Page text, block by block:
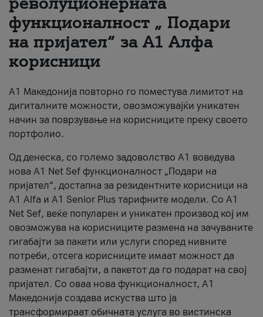
За нас
#ПодобарОнлајн
функционалност „ Подари
на пријател“ за А1 Алфа
корисници
А1 Македонија повторно го поместува лимитот на
дигиталните можности, овозможувајќи уникатен
начин за поврзување на корисниците преку своето
портфолио.
Од денеска, со големо задоволство А1 воведува
нова A1 Net Sef функционалност „Подари на
пријател“, достапна за резидентните корисници на
А1 Alfa и A1 Senior Plus тарифните модели. Со A1
Net Sef, веќе популарен и уникатен производ кој им
овозможува на корисниците размена на зачуваните
гигабајти за пакети или услуги според нивните
потреби, отсега корисниците имаат можност да
разменат гигабајти, а пакетот да го подарат на свој
пријател. Со оваа нова функционалност, А1
Македонија создава искуства што ја
трансформираат обичната услуга во вистинска